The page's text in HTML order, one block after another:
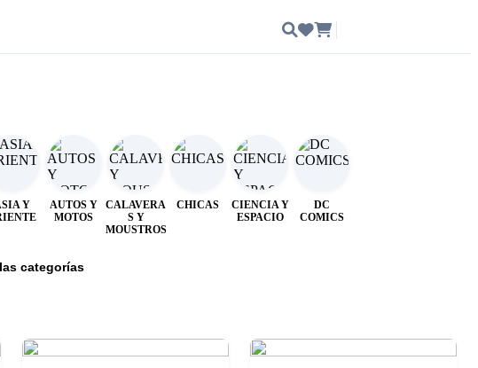
Y
AUTOS Y
MOTOS
CALAVERA
S Y
MOUSTROS
CHICAS
CIENCIA Y
ESPACIO
DC
COMICS
categorías